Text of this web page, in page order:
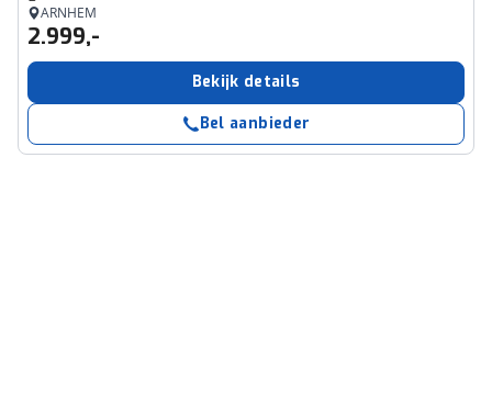
ARNHEM
2.999,-
Bekijk details
Bel aanbieder